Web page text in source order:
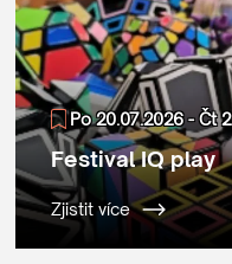
Po 20.07.2026 - Čt
Festival IQ play
Zjistit více